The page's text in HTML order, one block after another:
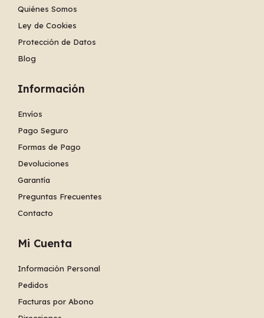
Quiénes Somos
Ley de Cookies
Protección de Datos
Blog
Información
Envíos
Pago Seguro
Formas de Pago
Devoluciones
Garantía
Preguntas Frecuentes
Contacto
Mi Cuenta
Información Personal
Pedidos
Facturas por Abono